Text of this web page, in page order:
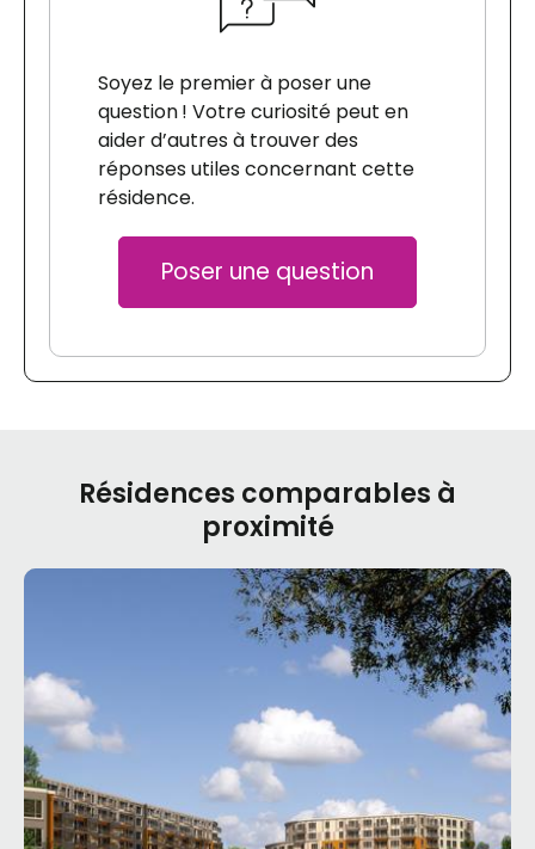
Soyez le premier à poser une
question ! Votre curiosité peut en
aider d’autres à trouver des
réponses utiles concernant cette
résidence.
Poser une question
Résidences comparables à
proximité